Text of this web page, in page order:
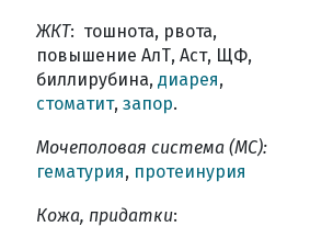
ЖКТ: тошнота, рвота,
повышение АлТ, Аст, ЩФ,
биллирубина, диарея,
стоматит, запор.
Мочеполовая система (МС):
гематурия, протеинурия
Кожа, придатки: